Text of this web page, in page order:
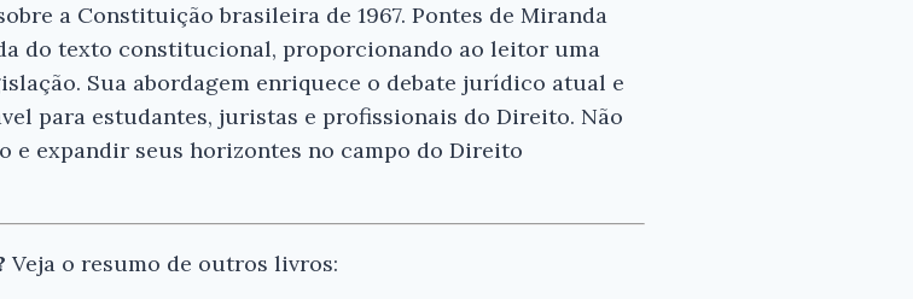
a Constituição brasileira de 1967. Pontes de Miranda
do texto constitucional, proporcionando ao leitor uma
Sua abordagem enriquece o debate jurídico atual e
para estudantes, juristas e profissionais do Direito. Não
expandir seus horizontes no campo do Direito
Veja o resumo de outros livros: